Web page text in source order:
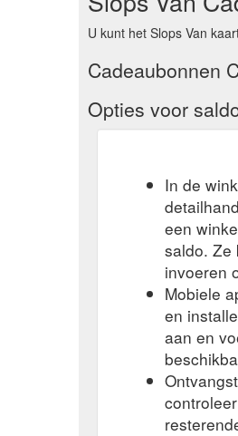
U kunt het Slops Van
Cadeaubonnen
Opties voor
In de
een
saldo. Ze
invoeren
Mobiele
en
aan en